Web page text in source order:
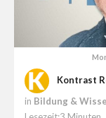
Kontrast
in Bildung &